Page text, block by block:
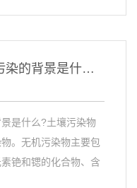
土壤污染检测项目中土壤污染的背景是什么？
是什么?土壤污染物
。无机污染物主要包
铯和锶的化合物、含